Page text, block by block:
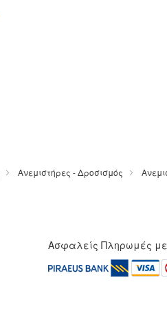
Ανεμιστήρες - Δροσισμός
Ασφαλείς Πληρωμές με